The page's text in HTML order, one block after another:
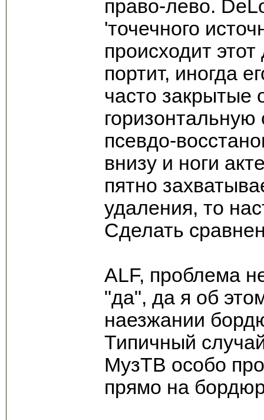
право-лево.
'точечного
происходит
портит, иногда
часто закрытые
псевдо-
внизу и ноги
пятно
удаления, то
Сделать
ALF, проблема
"да", да я об
наезжании
Типичный
МузТВ особо
прямо на